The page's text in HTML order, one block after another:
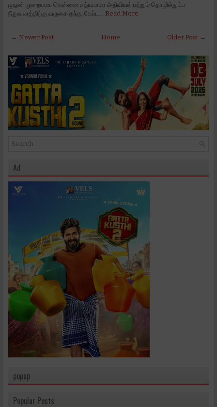
முதன் முறையாக சென்னை சத்யபாமா அறிவியல் மற்றும் தொழில்நுட்ப
நிறுவனத்திற்கு வருகை தந்த, கேப்ட…
Read More
← Newer Post Older Post →
Home
Ad
popup
Popular Posts